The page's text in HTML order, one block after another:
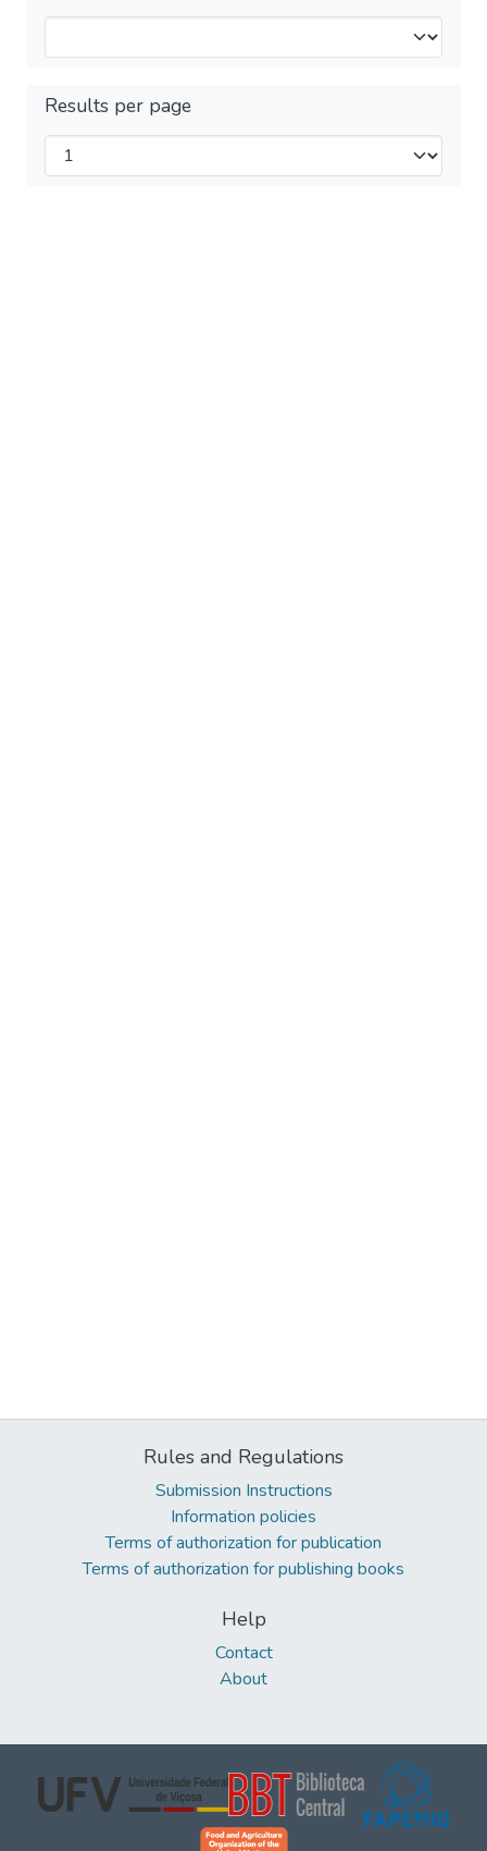
Results per page
Rules and Regulations
Submission Instructions
Information policies
Terms of authorization for publication
Terms of authorization for publishing books
Help
Contact
About